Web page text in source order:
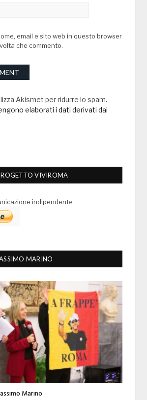
email e sito web in questo browser
che commento.
Akismet per ridurre lo spam.
elaborati i dati derivati dai
VIVIROMA
indipendente
MARINO
Marino